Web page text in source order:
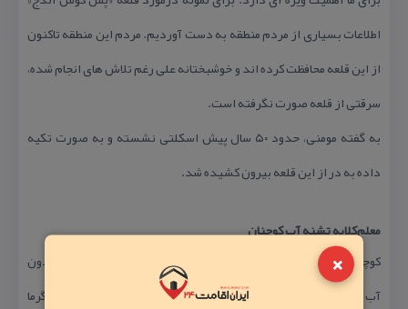
×
اطلاعات بسیاری از مردم منطقه به دست آوردیم. مردم این منطقه تاكنون
از این قلعه محافظت كرده اند و خوشبختانه علی رغم تلاش های انجام شده،
سرقتی از قلعه صورت نگرفته است.
به گفته مومنی، حدود ۵۰ سال پیش اسكلتی نشسته و به صورت تكیه
داده به در از این قلعه بیرون كشیده شد.
معلم‌كلایه تشنه آب كوچنان
كوچنان، تامین كننده آب شرب شهر معلم كلایه است. به گونه‌ای كه بدون
آب كوچنان، اهالی این شهر تشنه می‌مانند. رودخانه كوچنان، در فصول گرما